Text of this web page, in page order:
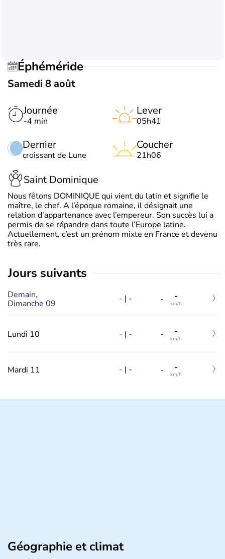
Éphéméride
Samedi 8 août
Journée
-4 min
Dernier
croissant de Lune
Lever
05h41
Coucher
21h06
Saint Dominique
Nous fêtons DOMINIQUE qui vient du latin et signifie le
maître, le chef. A l’époque romaine, il désignait une
relation d’appartenance avec l’empereur. Son succès lui a
permis de se répandre dans toute l’Europe latine.
Actuellement, c’est un prénom mixte en France et devenu
très rare.
jours suivants
Demain,
Dimanche 09
- | - - -
km/h
Lundi 10 - | - - -
km/h
Mardi 11 - | - - -
km/h
Géographie et climat